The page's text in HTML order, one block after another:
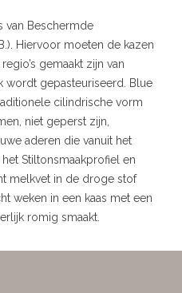
van Beschermde
Hiervoor moeten de kazen
gemaakt zijn van
wordt gepasteuriseerd. Blue
cilindrische vorm
niet geperst zijn,
aderen die vanuit het
Stiltonsmaakprofiel en
melkvet in de droge stof
weken in een kaas met een
romig smaakt.